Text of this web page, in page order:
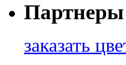
Партнеры
заказать